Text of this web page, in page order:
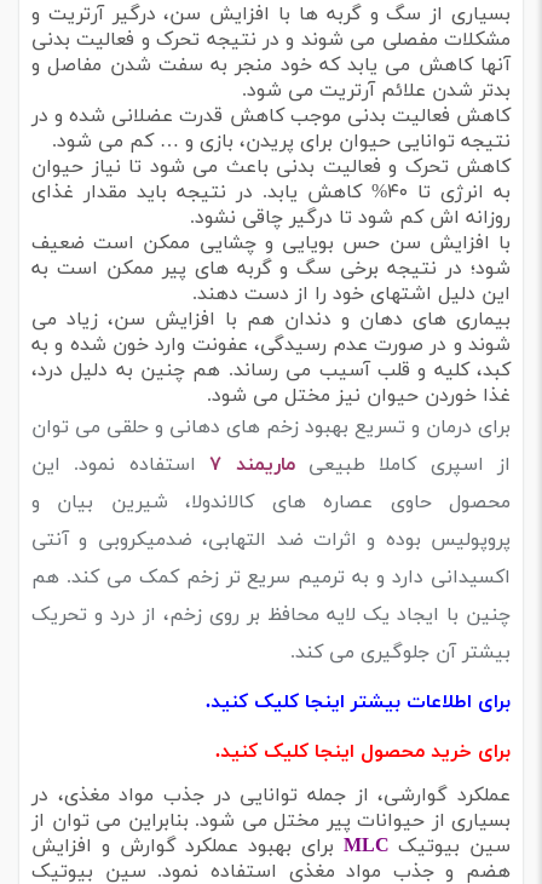
بسیاری از سگ و گربه ها با افزایش سن، درگیر آرتریت و
مشکلات مفصلی می شوند و در نتیجه تحرک و فعالیت بدنی
آنها کاهش می یابد که خود منجر به سفت شدن مفاصل و
بدتر شدن علائم آرتریت می شود.
کاهش فعالیت بدنی موجب کاهش قدرت عضلانی شده و در
نتیجه توانایی حیوان برای پریدن، بازی و … کم می شود.
کاهش تحرک و فعالیت بدنی باعث می شود تا نیاز حیوان
به انرژی تا ۴۰% کاهش یابد. در نتیجه باید مقدار غذای
روزانه اش کم شود تا درگیر چاقی نشود.
با افزایش سن حس بویایی و چشایی ممکن است ضعیف
شود؛ در نتیجه برخی سگ و گربه های پیر ممکن است به
این دلیل اشتهای خود را از دست دهند.
بیماری های دهان و دندان هم با افزایش سن، زیاد می
شوند و در صورت عدم رسیدگی، عفونت وارد خون شده و به
کبد، کلیه و قلب آسیب می رساند. هم چنین به دلیل درد،
غذا خوردن حیوان نیز مختل می شود.
برای درمان و تسریع بهبود زخم های دهانی و حلقی می توان
از اسپری کاملا طبیعیماریمند ۷
استفاده نمود. این
محصول حاوی عصاره های کالاندولا، شیرین بیان و
پروپولیس بوده و اثرات ضد التهابی، ضدمیکروبی و آنتی
اکسیدانی دارد و به ترمیم سریع تر زخم کمک می کند. هم
چنین با ایجاد یک لایه محافظ بر روی زخم، از درد و تحریک
بیشتر آن جلوگیری می کند.
برای اطلاعات بیشتر اینجا کلیک کنید.
برای خرید محصول اینجا کلیک کنید.
عملکرد گوارشی، از جمله توانایی در جذب مواد مغذی، در
بسیاری از حیوانات پیر مختل می شود. بنابراین می توان از
سین بیوتیک MLC برای بهبود عملکرد گوارش و افزایش
هضم و جذب مواد مغذی استفاده نمود. سین بیوتیک